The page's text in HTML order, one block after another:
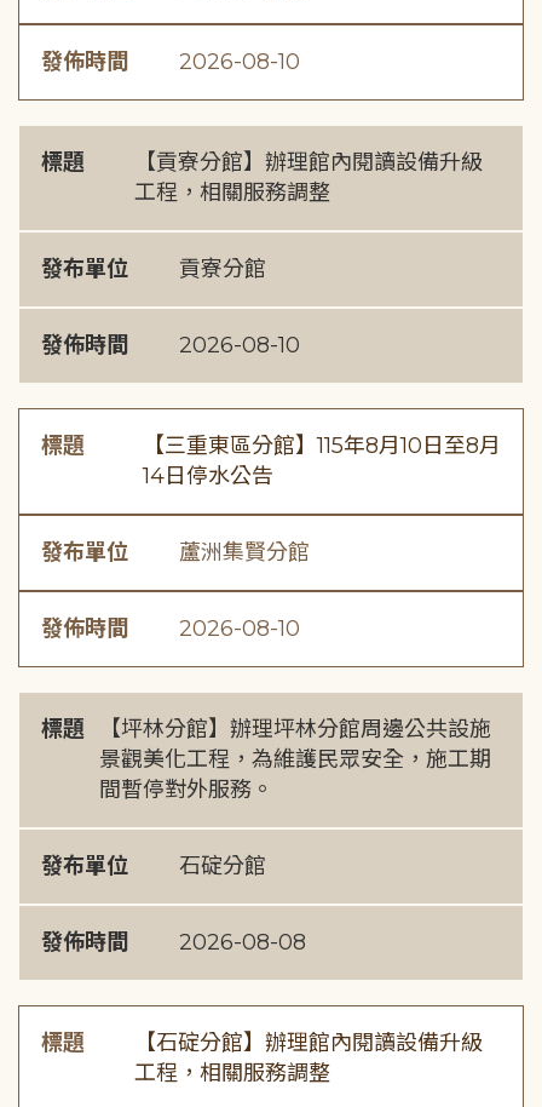
發佈時間 2026-08-10
標題
【貢寮分館】辦理館內閱讀設備升級
工程，相關服務調整
發布單位 貢寮分館
發佈時間 2026-08-10
標題
【三重東區分館】115年8月10日至8月
14日停水公告
發布單位 蘆洲集賢分館
發佈時間 2026-08-10
標題
【坪林分館】辦理坪林分館周邊公共設施
景觀美化工程，為維護民眾安全，施工期
間暫停對外服務。
發布單位 石碇分館
發佈時間 2026-08-08
標題
【石碇分館】辦理館內閱讀設備升級
工程，相關服務調整